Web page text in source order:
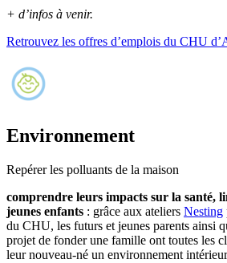
+ d’infos à venir.
Retrouvez les offres d’emplois du CHU
Environnement
Repérer les polluants de la maison
comprendre leurs impacts sur la santé,
jeunes enfants : grâce aux ateliers Nesting
du CHU, les futurs et jeunes parents ainsi
projet de fonder une famille ont toutes les
leur nouveau-né un environnement